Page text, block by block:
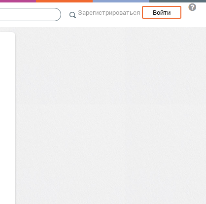
Зарегистрироваться Войти